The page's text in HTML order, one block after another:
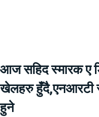
आज सहिद स्मारक ए
खेलहरु हुँदै,एनआरटी र
हुने